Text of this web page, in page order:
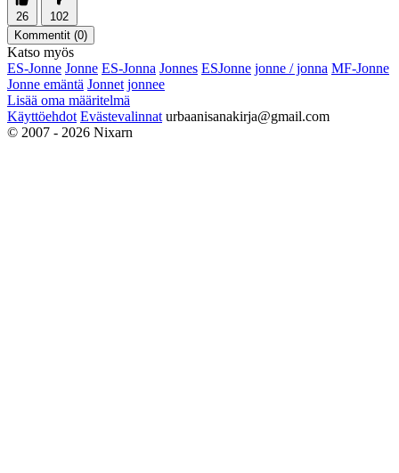
26
102
Kommentit (0)
Katso myös
ES-Jonne Jonne ES-Jonna Jonnes ESJonne jonne / jonna MF-Jonne
Jonne emäntä Jonnet jonnee
Lisää oma määritelmä
Käyttöehdot Evästevalinnat urbaanisanakirja@gmail.com
© 2007 - 2026 Nixarn